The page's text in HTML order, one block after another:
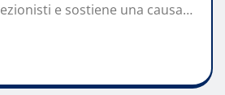
e sostiene una causa…